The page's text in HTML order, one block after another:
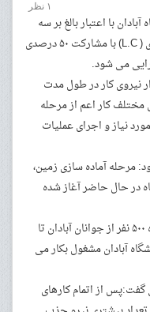
۱ نظر
با اعتبار بالغ بر سه
میلیارد دلار است با گشایش اعتبارات اسنادی ( L.C) با مشارکت ۵۰ درصدی
کامل این طرح حدود هشت تا ۱۲هزار نیروی کار در طول مدت
مختلف کار اعم از مرحله
نیاز و اجرای عملیات
مرحله آماده سازی زمین،
شمع کوبی فاز ۲ پالایشگاه در حال حاضر آغاز شده
وی اظهار داشت:طبق برنامه ریزی انجام شده ۵۰۰ نفر از جوانان آبادان تا
به طور مستقیم در فاز ۲ پالایشگاه آبادان مشغول بکار می
از اتمام کارهای